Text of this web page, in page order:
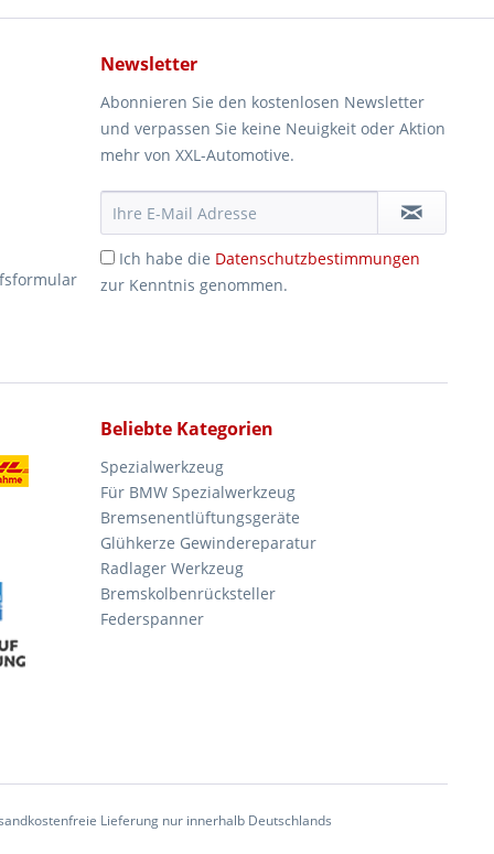
Newsletter
Abonnieren Sie den kostenlosen Newsletter
und verpassen Sie keine Neuigkeit oder Aktion
mehr von XXL-Automotive.
Ich habe die Datenschutzbestimmungen
zur Kenntnis genommen.
Beliebte Kategorien
Spezialwerkzeug
Für BMW Spezialwerkzeug
Bremsenentlüftungsgeräte
Glühkerze Gewindereparatur
Radlager Werkzeug
Bremskolbenrücksteller
Federspanner
Lieferung nur innerhalb Deutschlands